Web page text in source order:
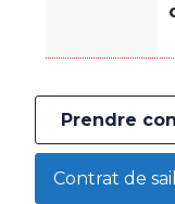
Prendre
Contrat de